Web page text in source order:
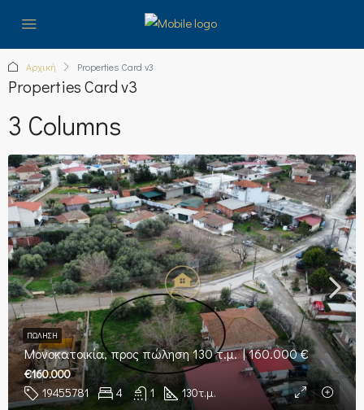
Αρχική Properties Card v3
Properties Card v3
3 Columns
Μονοκατοικία, προς πώληση 130 τ.μ. | 160.000 €
19455781 4 1 130τ.μ.
€160.000
ΠΏΛΗΣΗ